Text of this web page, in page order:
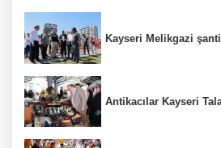
Kayseri Melikgazi
Antikacılar Kayseri